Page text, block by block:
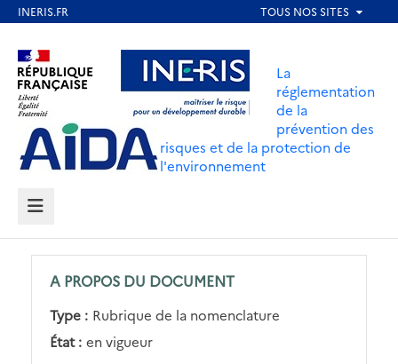
contenu
principal
Aller au contenu Aller au menu
Aller au pied de page
La
réglementation
de la
prévention des
risques et de la protection de
l'environnement
MENU
A PROPOS DU DOCUMENT
Type : Rubrique de la nomenclature
État : en vigueur